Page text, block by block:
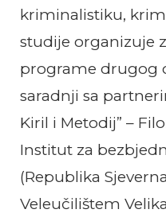
kriminalistiku,
studije organizuje
programe drugog
saradnji sa
Kiril i Metodij” –
Institut za
(Republika
Veleučilištem